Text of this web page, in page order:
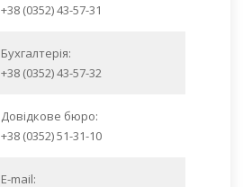
+38 (0352) 43-57-31
Бухгалтерія:
+38 (0352) 43-57-32
Довідкове бюро:
+38 (0352) 51-31-10
E-mail: